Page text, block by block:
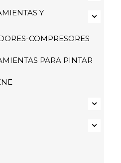
Y
COMPRESORES
PARA PINTAR